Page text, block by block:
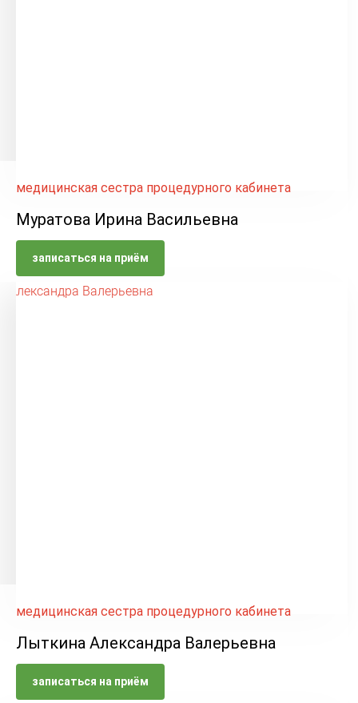
медицинская сестра процедурного кабинета
Муратова Ирина Васильевна
записаться на приём
медицинская сестра процедурного кабинета
Лыткина Александра Валерьевна
записаться на приём